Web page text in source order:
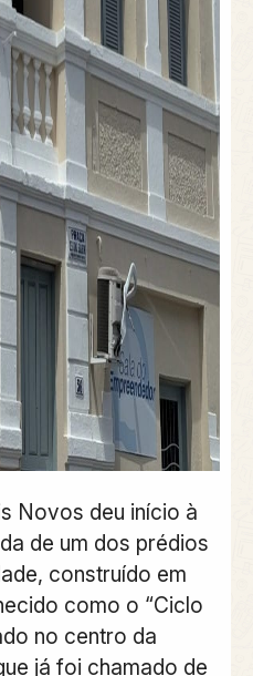
Novos deu início à
de um dos prédios
construído em
como o “Ciclo
no centro da
já foi chamado de